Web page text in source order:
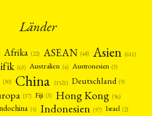
Länder
Afrika (22) ASEAN (48) Asien (611)
(63) Australien (4) Austronesien (3)
(30) China (1521) Deutschland (9)
(37) Fiji (3) Hong Kong (96)
(5) Indonesien (97) Israel (2)